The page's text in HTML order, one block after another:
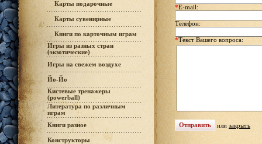
Карты подарочные
Карты сувенирные
Книги по карточным играм
Игры из разных стран
(экзотические)
Игры на свежем воздухе
Йо-Йо
Кистевые тренажеры
(powerball)
Литература по различным
играм
Книги разное
Конструкторы
*E-mail:
Телефон:
*Текст Вашего вопроса:
или закрыть